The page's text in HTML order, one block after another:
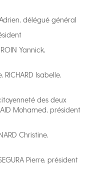
délégué général
Yannick,
Isabelle,
des deux
Mohamed, président
Christine,
Pierre, président